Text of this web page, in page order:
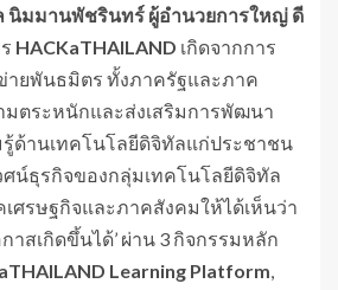
นิมมานพัชรินทร์ ผู้อำนวยการใหญ่ ดี
HACKaTHAILAND เกิดจากการ
ายพันธมิตร ทั้งภาครัฐและภาค
มตระหนักและส่งเสริมการพัฒนา
ด้านเทคโนโลยีดิจิทัลแก่ประชาชน
น์ธุรกิจของกลุ่มเทคโนโลยีดิจิทัล
ศรษฐกิจและภาคสังคมให้ได้เห็นว่า
าสเกิดขึ้นได้’ ผ่าน 3 กิจกรรมหลัก
Learning Platform,